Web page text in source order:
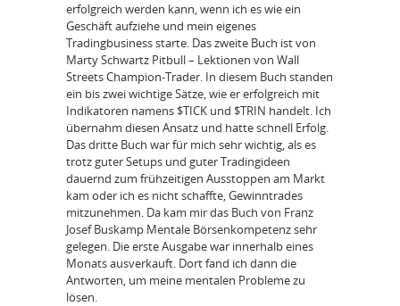
erfolgreich werden kann, wenn ich es wie ein
Geschäft aufziehe und mein eigenes
Tradingbusiness starte. Das zweite Buch ist von
Marty Schwartz Pitbull – Lektionen von Wall
Streets Champion-Trader. In diesem Buch standen
ein bis zwei wichtige Sätze, wie er erfolgreich mit
Indikatoren namens $TICK und $TRIN handelt. Ich
übernahm diesen Ansatz und hatte schnell Erfolg.
Das dritte Buch war für mich sehr wichtig, als es
trotz guter Setups und guter Tradingideen
dauernd zum frühzeitigen Ausstoppen am Markt
kam oder ich es nicht schaffte, Gewinntrades
mitzunehmen. Da kam mir das Buch von Franz
Josef Buskamp Mentale Börsenkompetenz sehr
gelegen. Die erste Ausgabe war innerhalb eines
Monats ausverkauft. Dort fand ich dann die
Antworten, um meine mentalen Probleme zu
lösen.